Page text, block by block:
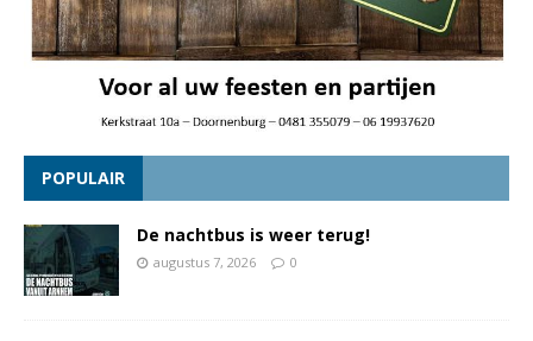
POPULAIR
De nachtbus is weer terug!
augustus 7, 2026 0